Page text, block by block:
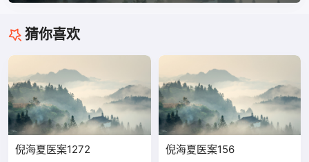
猜你喜欢
倪海夏医案1272 倪海夏医案156